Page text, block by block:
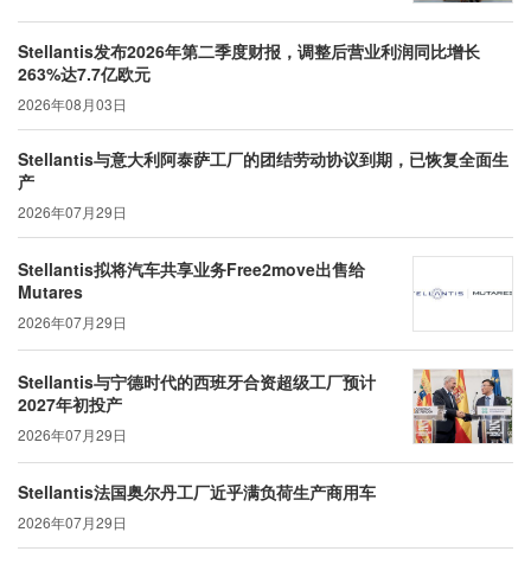
Stellantis发布2026年第二季度财报，调整后营业利润同比增长
263%达7.7亿欧元
2026年08月03日
Stellantis与意大利阿泰萨工厂的团结劳动协议到期，已恢复全面生
产
2026年07月29日
Stellantis拟将汽车共享业务Free2move出售给
Mutares
2026年07月29日
Stellantis与宁德时代的西班牙合资超级工厂预计
2027年初投产
2026年07月29日
Stellantis法国奥尔丹工厂近乎满负荷生产商用车
2026年07月29日